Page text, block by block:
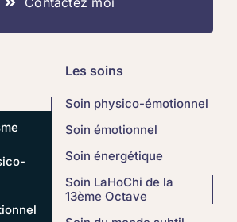
Les soins
Soin physico-émotionnel
Soin émotionnel
Soin énergétique
Soin LaHoChi de la
13ème Octave